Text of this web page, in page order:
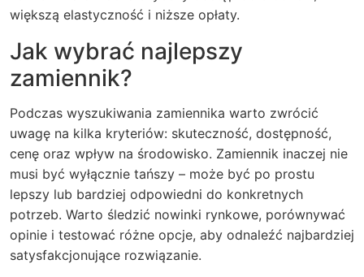
większą elastyczność i niższe opłaty.
Jak wybrać najlepszy
zamiennik?
Podczas wyszukiwania zamiennika warto zwrócić
uwagę na kilka kryteriów: skuteczność, dostępność,
cenę oraz wpływ na środowisko. Zamiennik inaczej nie
musi być wyłącznie tańszy – może być po prostu
lepszy lub bardziej odpowiedni do konkretnych
potrzeb. Warto śledzić nowinki rynkowe, porównywać
opinie i testować różne opcje, aby odnaleźć najbardziej
satysfakcjonujące rozwiązanie.